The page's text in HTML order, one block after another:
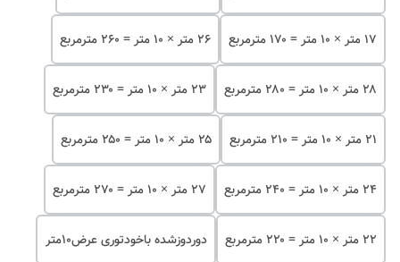
۱۷ متر × ۱۰ متر = ۱۷۰ مترمربع ۲۶ متر × ۱۰ متر = ۲۶۰ مترمربع
۲۸ متر × ۱۰ متر = ۲۸۰ مترمربع ۲۳ متر × ۱۰ متر = ۲۳۰ مترمربع
۲۱ متر × ۱۰ متر = ۲۱۰ مترمربع ۲۵ متر × ۱۰ متر = ۲۵۰ مترمربع
۲۴ متر × ۱۰ متر = ۲۴۰ مترمربع ۲۷ متر × ۱۰ متر = ۲۷۰ مترمربع
۲۲ متر × ۱۰ متر = ۲۲۰ مترمربع دوردوزشده باخودتوری عرض۱۰متر